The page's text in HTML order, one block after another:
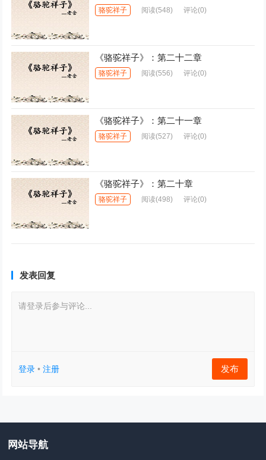
骆驼祥子 阅读(548) 评论(0)
《骆驼祥子》：第二十二章
骆驼祥子 阅读(556) 评论(0)
《骆驼祥子》：第二十一章
骆驼祥子 阅读(527) 评论(0)
《骆驼祥子》：第二十章
骆驼祥子 阅读(498) 评论(0)
发表回复
请登录后参与评论...
登录 •注册 发布
网站导航